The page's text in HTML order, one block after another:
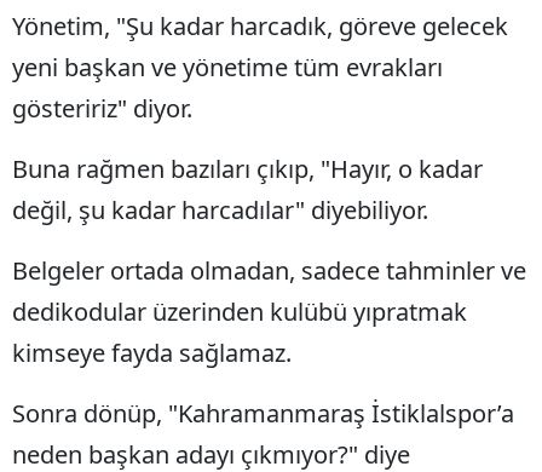
Yönetim, "Şu kadar harcadık, göreve gelecek
yeni başkan ve yönetime tüm evrakları
gösteririz" diyor.
Buna rağmen bazıları çıkıp, "Hayır, o kadar
değil, şu kadar harcadılar" diyebiliyor.
Belgeler ortada olmadan, sadece tahminler ve
dedikodular üzerinden kulübü yıpratmak
kimseye fayda sağlamaz.
Sonra dönüp, "Kahramanmaraş İstiklalspor’a
neden başkan adayı çıkmıyor?" diye